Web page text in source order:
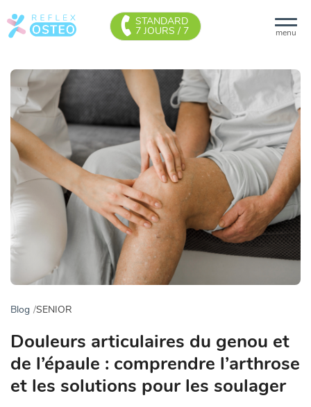
menu
STANDARD
7 JOURS / 7
Blog SENIOR
Douleurs articulaires du genou et
de l’épaule : comprendre l’arthrose
et les solutions pour les soulager